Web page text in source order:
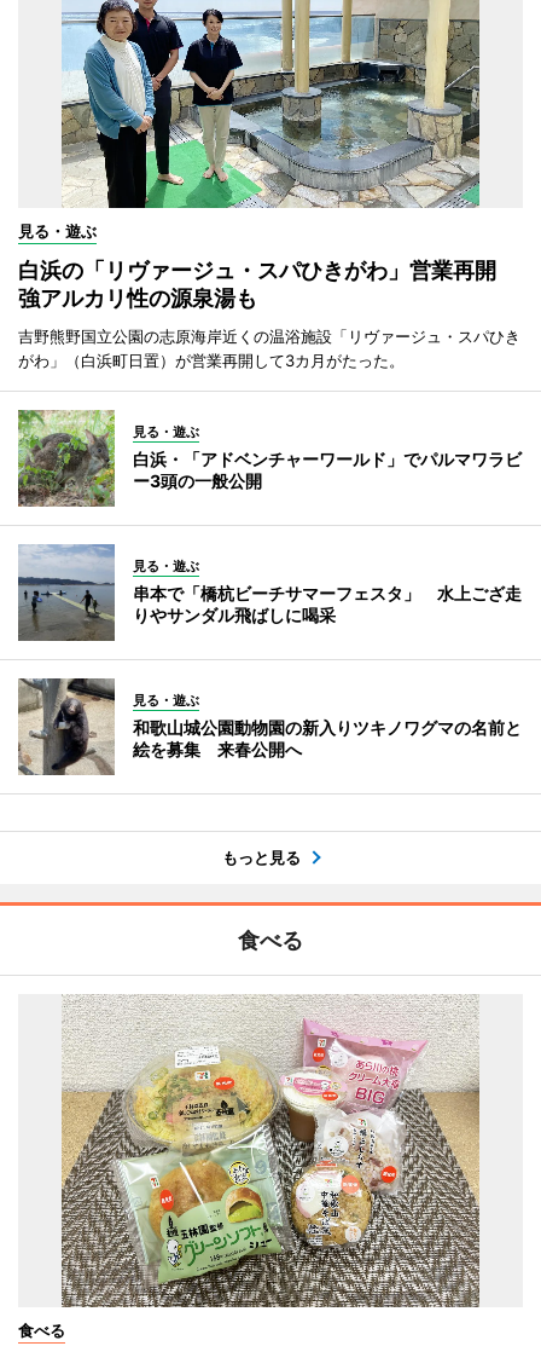
見る・遊ぶ
白浜の「リヴァージュ・スパひきがわ」営業再開
強アルカリ性の源泉湯も
吉野熊野国立公園の志原海岸近くの温浴施設「リヴァージュ・スパひき
がわ」（白浜町日置）が営業再開して3カ月がたった。
見る・遊ぶ
白浜・「アドベンチャーワールド」でパルマワラビ
ー3頭の一般公開
見る・遊ぶ
串本で「橋杭ビーチサマーフェスタ」 水上ござ走
りやサンダル飛ばしに喝采
見る・遊ぶ
和歌山城公園動物園の新入りツキノワグマの名前と
絵を募集 来春公開へ
もっと見る
食べる
食べる